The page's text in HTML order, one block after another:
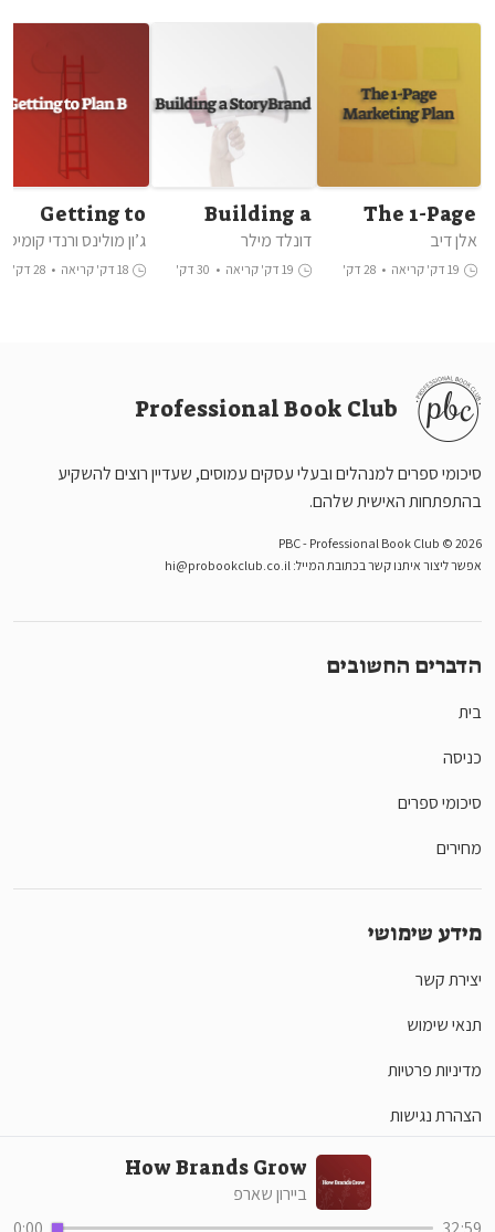
How Brands Grow
ביירון שארפ
The 1-Page
Marketing
Plan
אלן דיב
•
28 דק'
Building a
StoryBrand
דונלד מילר
•
30 דק'
Getting to
Plan B
ג’ון מולינס ורנדי קומיסר
•
28 דק'
Professional Book Club
סיכומי ספרים למנהלים ובעלי עסקים עמוסים, שעדיין רוצים להשקיע
בהתפתחות האישית שלהם.
PBC - Professional Book Club © 2026
אפשר ליצור איתנו קשר בכתובת המייל: hi@probookclub.co.il
הדברים החשובים
בית
כניסה
סיכומי ספרים
מחירים
מידע שימושי
יצירת קשר
תנאי שימוש
מדיניות פרטיות
הצהרת נגישות